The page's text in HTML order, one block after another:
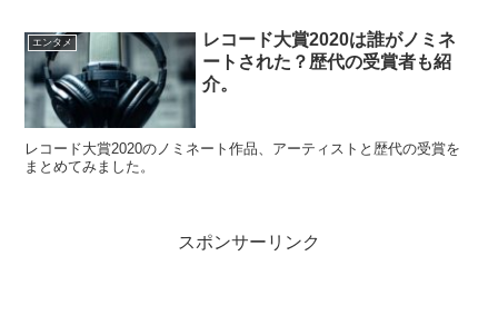
エンタメ
レコード大賞2020は誰がノミネ
ートされた？歴代の受賞者も紹
介。
レコード大賞2020のノミネート作品、アーティストと歴代の受賞を
まとめてみました。
スポンサーリンク